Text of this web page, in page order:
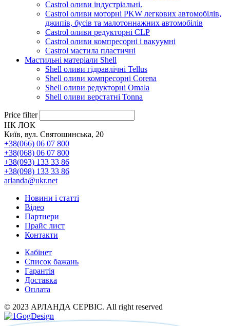
Castrol оливи індустріальні.
Castrol оливи моторні PKW легкових автомобілів,
джипів, бусів та малотоннажних автомобілів
Castrol оливи редукторні CLP
Castrol оливи компресорні і вакуумні
Castrol мастила пластичні
Мастильні матеріали Shell
Shell оливи гідравлічні Tellus
Shell оливи компресорні Corena
Shell оливи редукторні Omala
Shell оливи верстатні Tonna
Price filter
НК ЛОК
Київ, вул. Святошинська, 20
+38(066) 06 07 800
+38(068) 06 07 800
+38(093) 133 33 86
+38(098) 133 33 86
arlanda@ukr.net
Новини і статті
Відео
Партнери
Прайс лист
Контакти
Кабінет
Список бажань
Гарантія
Доставка
Оплата
© 2023 АРЛАНДА СЕРВІС. All right reserved